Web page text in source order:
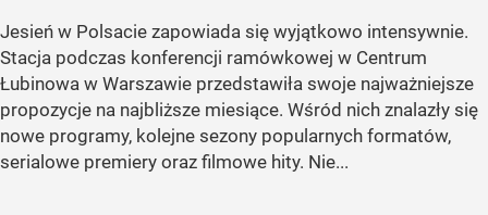
Jesień w Polsacie zapowiada się wyjątkowo intensywnie.
Stacja podczas konferencji ramówkowej w Centrum
Łubinowa w Warszawie przedstawiła swoje najważniejsze
propozycje na najbliższe miesiące. Wśród nich znalazły się
nowe programy, kolejne sezony popularnych formatów,
serialowe premiery oraz filmowe hity. Nie...